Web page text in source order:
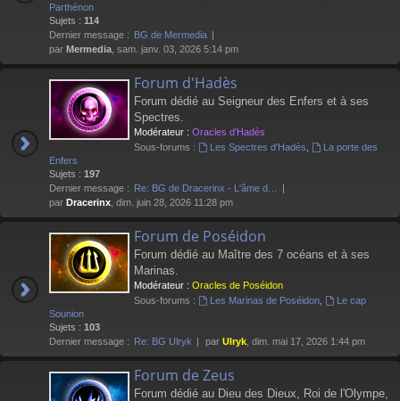
Parthénon
Sujets : 114
Dernier message : BG de Mermedia
par Mermedia , sam. janv. 03, 2026 5:14 pm
Forum d'Hadès
Forum dédié au Seigneur des Enfers et à ses
Spectres.
Modérateur : Oracles d'Hadès
Sous-forums :
Les Spectres d'Hadès
La porte des
Enfers
Sujets : 197
Dernier message : Re: BG de Dracerinx - L'âme d…
par Dracerinx , dim. juin 28, 2026 11:28 pm
Forum de Poséidon
Forum dédié au Maître des 7 océans et à ses
Marinas.
Modérateur : Oracles de Poséidon
Sous-forums :
Les Marinas de Poséidon,
Le cap
Sounion
Sujets : 103
Dernier message : Re: BG Ulryk par Ulryk , dim. mai 17, 2026 1:44 pm
Forum de Zeus
Forum dédié au Dieu des Dieux, Roi de l'Olympe,